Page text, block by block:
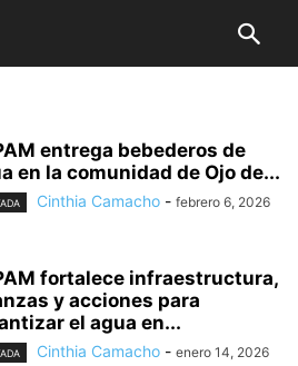
entrega bebederos de
en la comunidad de Ojo de...
Cinthia Camacho - febrero 6, 2026
fortalece infraestructura,
y acciones para
el agua en...
Cinthia Camacho - enero 14, 2026